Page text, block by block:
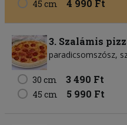
45 cm 4 990 Ft
3. Szalámis
paradicsomszósz
30 cm 3 490 Ft
45 cm 5 990 Ft